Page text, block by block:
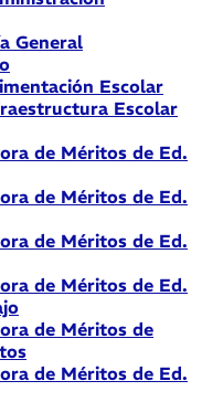
General
Escolar
Escolar
de Méritos de Ed.
de Méritos de Ed.
de Méritos de Ed.
de Méritos de Ed.
de Méritos de
de Méritos de Ed.